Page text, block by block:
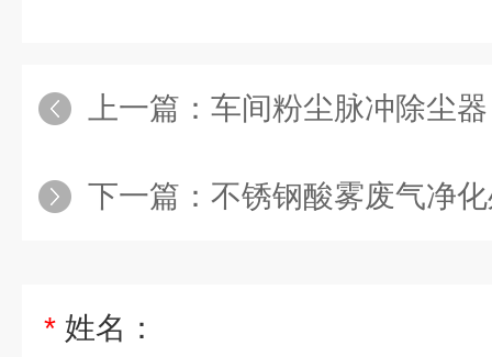
上一篇： 车间粉尘脉冲除尘器
下一篇： 不锈钢酸雾废气净
* 姓名：